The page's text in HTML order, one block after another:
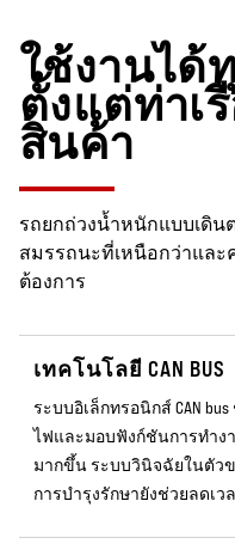
ใช้งานได้
ตั้งแต่ท่าเ
สินค้า
รถยกถ่วงน้ำหนักแบบเดิน
สมรรถนะที่เหนือกว่าแล
ต้องการ
เทคโนโลยี CAN BUS
ระบบอิเล็กทรอนิกส์ CAN
ไฟและมอบฟังก์ชันการทำง
มากขึ้น ระบบวินิจฉัยในตัว
การบำรุงรักษายังช่วยลดเ